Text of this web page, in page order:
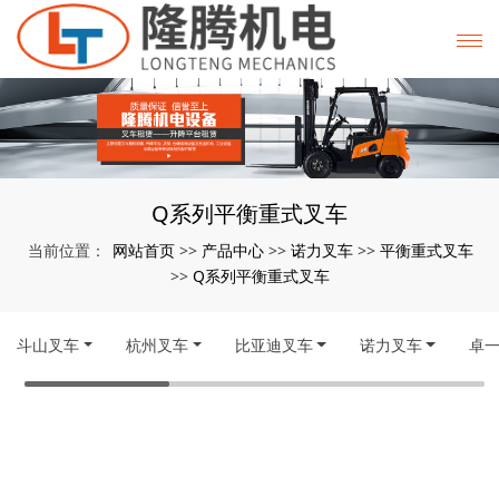
Q系列平衡重式叉车
当前位置： 网站首页 >> 产品中心 >> 诺力叉车 >> 平衡重式叉车
>> Q系列平衡重式叉车
斗山叉车 杭州叉车 比亚迪叉车 诺力叉车 卓